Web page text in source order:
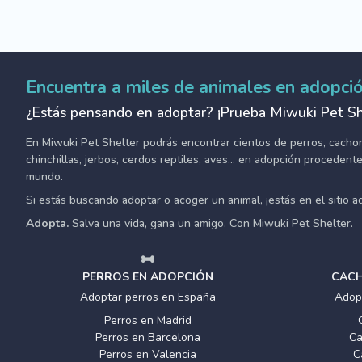
Encuentra a miles de animales en
¿Estás pensando en adoptar? ¡Prueba Miwuki Pet
En Miwuki Pet Shelter podrás encontrar cientos de perros,
chinchillas, jerbos, cerdos reptiles, aves... en adopción
mundo.
Si estás buscando adoptar o acoger un animal, ¡estás en el sitio
Adopta. Salva una vida, gana un amigo. Con Miwuki Pet Shelter.
PERROS EN ADOPCIÓN
Adoptar perros en España
Perros en Madrid
Perros en Barcelona
Perros en Valencia